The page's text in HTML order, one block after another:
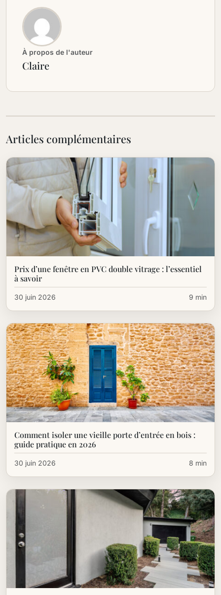
À propos de l'auteur
Claire
Articles complémentaires
Prix d’une fenêtre en PVC double vitrage : l’essentiel
à savoir
30 juin 2026 9 min
Comment isoler une vieille porte d’entrée en bois :
guide pratique en 2026
30 juin 2026 8 min